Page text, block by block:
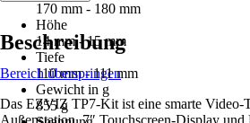
170 mm - 180 mm
Höhe
14 mm - 15 mm
Tiefe
110 mm - 111 mm
Gewicht in g
855 g
Beschreibung
Bereich überspringen
Das EZVIZ TP7-Kit ist eine smarte Video-
Außenstation, 7″ Touchscreen-Display